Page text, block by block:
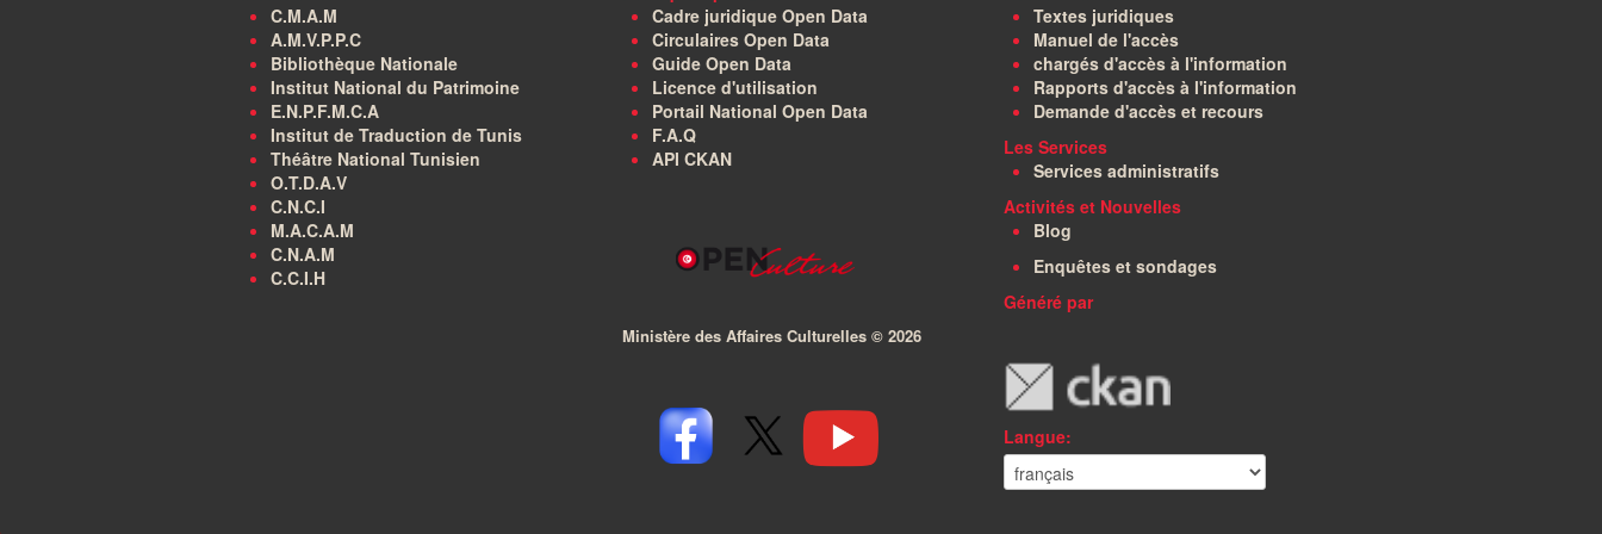
C.M.A.M
A.M.V.P.P.C
Bibliothèque Nationale
Institut National du Patrimoine
E.N.P.F.M.C.A
Institut de Traduction de Tunis
Théâtre National Tunisien
O.T.D.A.V
C.N.C.I
M.A.C.A.M
C.N.A.M
C.C.I.H
Cadre juridique Open Data
Circulaires Open Data
Guide Open Data
Licence d'utilisation
Portail National Open Data
F.A.Q
API CKAN
Ministère des Affaires Culturelles © 2026
Textes juridiques
Manuel de l'accès
chargés d'accès à l'information
Rapports d'accès à l'information
Demande d'accès et recours
Les Services
Services administratifs
Activités et Nouvelles
Blog
Enquêtes et sondages
Généré par
Langue